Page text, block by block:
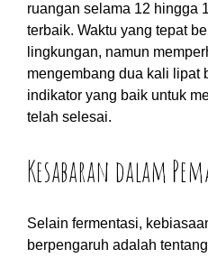
ruangan selama 12 hingga
terbaik. Waktu yang tepat
lingkungan, namun
mengembang dua kali lipat
indikator yang baik untuk
telah selesai.
Kesabaran dalam
Selain fermentasi,
berpengaruh adalah